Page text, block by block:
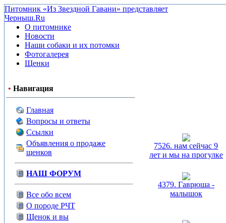
Питомник «Из Звездной Гавани» представляет
Черныш.Ru
О питомнике
Новости
Наши собаки и их потомки
Фотогалерея
Щенки
• Навигация
Главная
Вопросы и ответы
Ссылки
Объявления о продаже
щенков
НАШ ФОРУМ
Все обо всем
О породе РЧТ
Щенок и вы
7526. нам сейчас 9
лет и мы на прогулке
4379. Гаврюша -
малышок